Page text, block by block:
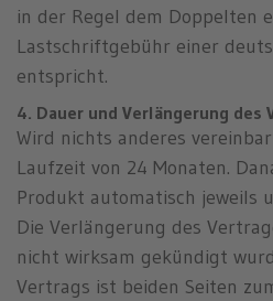
in der Regel dem Doppelten
Lastschriftgebühr einer
entspricht.
4. Dauer und Verlängerung des
Wird nichts anderes
Laufzeit von 24 Monaten.
Produkt automatisch jeweils
Die Verlängerung des
nicht wirksam gekündigt
Vertrags ist beiden Seiten